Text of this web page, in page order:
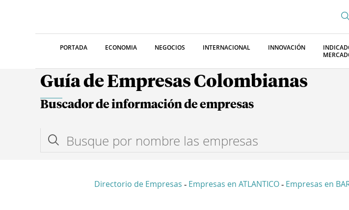
PORTADA ECONOMIA NEGOCIOS INTERNACIONAL INNOVACIÓN
Guía de Empresas Colombianas
Buscador de información de empresas
Directorio de Empresas - Empresas en ATLANTICO - Empresas en